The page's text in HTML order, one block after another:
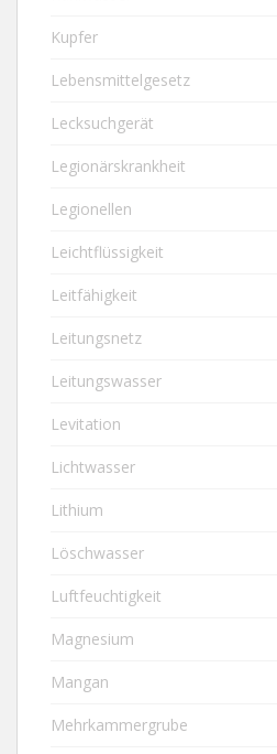
Kupfer
Lebensmittelgesetz
Lecksuchgerät
Legionärskrankheit
Legionellen
Leichtflüssigkeit
Leitfähigkeit
Leitungsnetz
Leitungswasser
Levitation
Lichtwasser
Lithium
Löschwasser
Luftfeuchtigkeit
Magnesium
Mangan
Mehrkammergrube